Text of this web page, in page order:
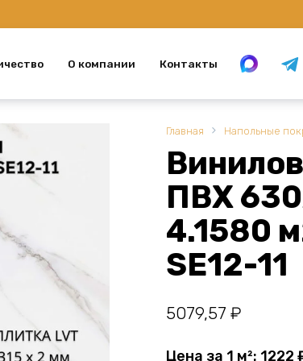
О компании Контакты
Главная Напольные
ПВХ
4.1580
SE12-11
5079,57 ₽
Цена за 1 м²: 1222